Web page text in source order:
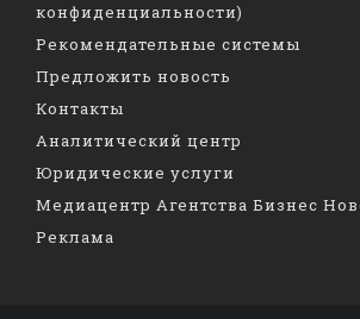
конфиденциальности)
Рекомендательные системы
Предложить новость
Контакты
Аналитический центр
Юридические услуги
Медиацентр Агентства Бизнес
Реклама